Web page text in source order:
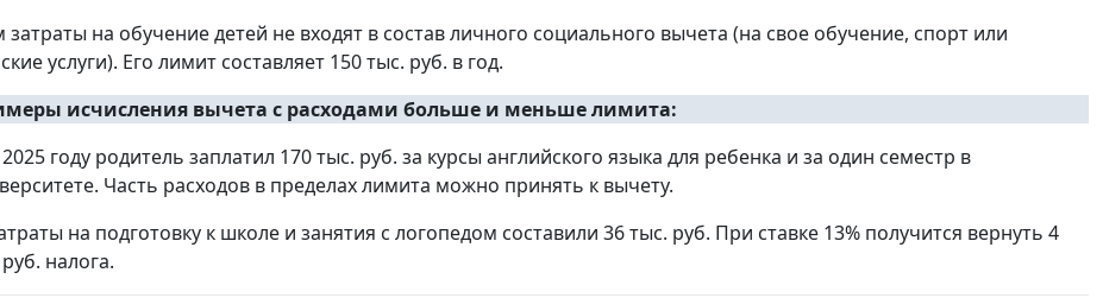
затраты на обучение детей не входят в состав личного социального вычета (на свое обучение, спорт или
услуги). Его лимит составляет 150 тыс. руб. в год.
исчисления вычета с расходами больше и меньше лимита:
году родитель заплатил 170 тыс. руб. за курсы английского языка для ребенка и за один семестр в
Часть расходов в пределах лимита можно принять к вычету.
на подготовку к школе и занятия с логопедом составили 36 тыс. руб. При ставке 13% получится вернуть 4
налога.